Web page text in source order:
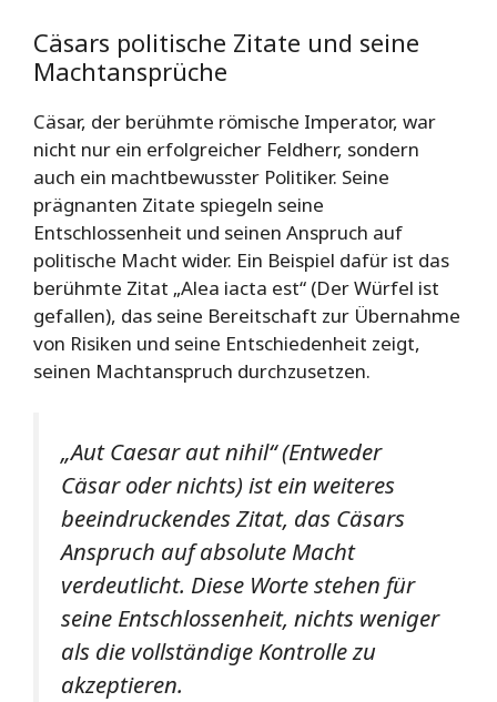
Cäsars politische Zitate und seine
Machtansprüche
Cäsar, der berühmte römische Imperator, war
nicht nur ein erfolgreicher Feldherr, sondern
auch ein machtbewusster Politiker. Seine
prägnanten Zitate spiegeln seine
Entschlossenheit und seinen Anspruch auf
politische Macht wider. Ein Beispiel dafür ist das
berühmte Zitat „Alea iacta est“ (Der Würfel ist
gefallen), das seine Bereitschaft zur Übernahme
von Risiken und seine Entschiedenheit zeigt,
seinen Machtanspruch durchzusetzen.
„Aut Caesar aut nihil“ (Entweder
Cäsar oder nichts) ist ein weiteres
beeindruckendes Zitat, das Cäsars
Anspruch auf absolute Macht
verdeutlicht. Diese Worte stehen für
seine Entschlossenheit, nichts weniger
als die vollständige Kontrolle zu
akzeptieren.